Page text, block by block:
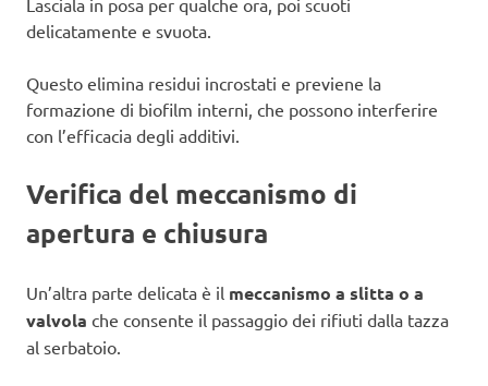
delicatamente e svuota.
Questo elimina residui incrostati e previene la
formazione di biofilm interni, che possono interferire
con l’efficacia degli additivi.
Verifica del meccanismo di
apertura e chiusura
Un’altra parte delicata è il meccanismo a slitta o a
valvola che consente il passaggio dei rifiuti dalla tazza
al serbatoio.